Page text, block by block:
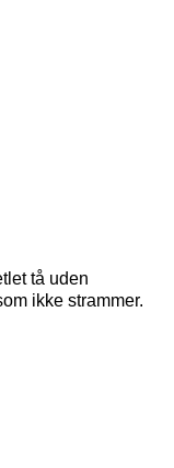
tå uden
ikke strammer.